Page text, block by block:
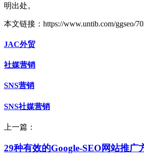
明出处。
本文链接：https://www.untib.com/ggseo/
JAC外贸
社媒营销
SNS营销
SNS社媒营销
上一篇：
29种有效的Google-SEO网站推广